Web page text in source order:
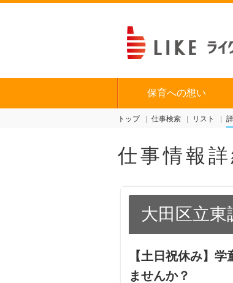
保育への想い
トップ 仕事検索 リスト
仕事情報詳
大田区立東
【土日祝休み】
ませんか？